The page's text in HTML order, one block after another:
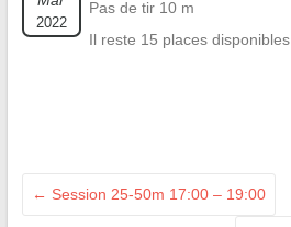
2022
Pas de tir 10 m
Il reste 15 places disponibles
← Session 25-50m 17:00 – 19:00